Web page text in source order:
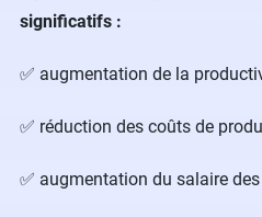
significatifs :
✅ augmentation de la
✅ réduction des coûts de
✅ augmentation du salaire